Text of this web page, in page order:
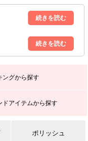
業務｣はお休みいたしま
降の対応となりますので
おります｡
ングから探す
ドアイテムから探す
ポリッシュ